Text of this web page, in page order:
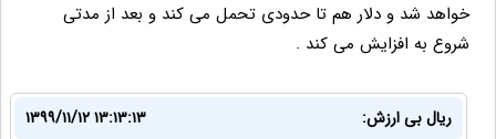
خواهد شد و دلار هم تا حدودی تحمل می کند و بعد از مدتی
شروع به افزایش می کند .
ریال بی ارزش:
۱۳۹۹/۱۱/۱۲ ۱۳:۱۳:۱۳